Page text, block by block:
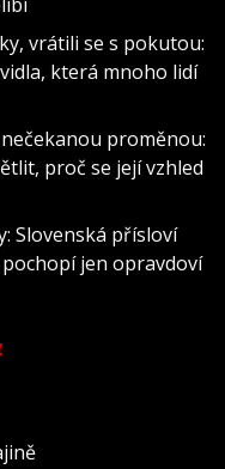
vrátili se s pokutou:
která mnoho lidí
proměnou:
proč se její vzhled
Slovenská přísloví
jen opravdoví